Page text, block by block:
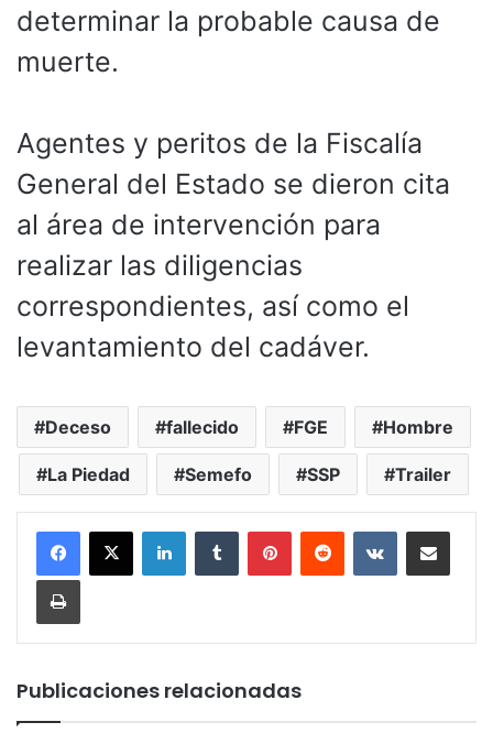
determinar la probable causa de
muerte.
Agentes y peritos de la Fiscalía
General del Estado se dieron cita
al área de intervención para
realizar las diligencias
correspondientes, así como el
levantamiento del cadáver.
Deceso fallecido FGE Hombre
La Piedad Semefo SSP Trailer
LinkedInTumblr PinterestReddit VKontakteCompartir por
Imprimir
Publicaciones relacionadas